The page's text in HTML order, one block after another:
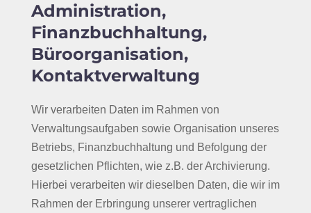
Administration,
Finanzbuchhaltung,
Büroorganisation,
Kontaktverwaltung
Wir verarbeiten Daten im Rahmen von
Verwaltungsaufgaben sowie Organisation unseres
Betriebs, Finanzbuchhaltung und Befolgung der
gesetzlichen Pflichten, wie z.B. der Archivierung.
Hierbei verarbeiten wir dieselben Daten, die wir im
Rahmen der Erbringung unserer vertraglichen